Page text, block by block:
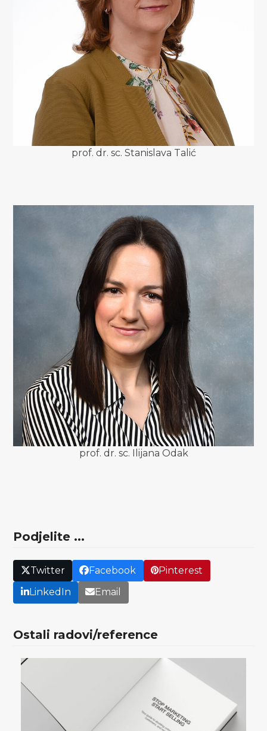
prof. dr. sc. Stanislava Talić
prof. dr. sc. Ilijana Odak
Podjelite ...
Twitter Facebook
Pinterest
LinkedIn
Email
Ostali radovi/reference